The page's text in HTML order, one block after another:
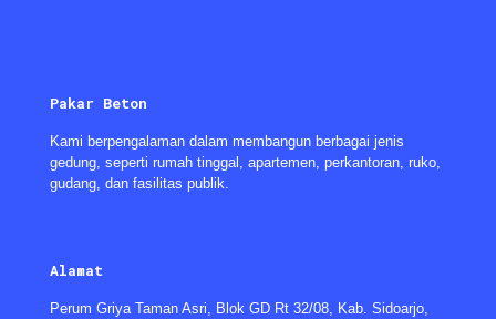
Pakar Beton
Kami berpengalaman dalam membangun berbagai jenis
gedung, seperti rumah tinggal, apartemen, perkantoran, ruko,
gudang, dan fasilitas publik.
Alamat
Perum Griya Taman Asri, Blok GD Rt 32/08, Kab. Sidoarjo,